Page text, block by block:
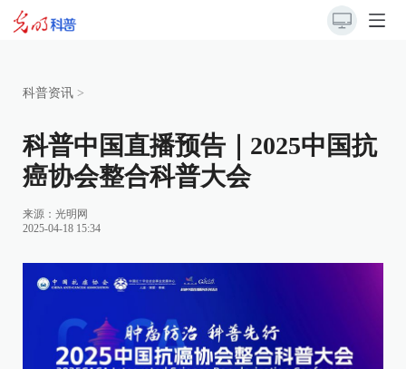
科普资讯 >
科普中国直播预告｜2025中国抗
癌协会整合科普大会
来源： 光明网
2025-04-18 15:34